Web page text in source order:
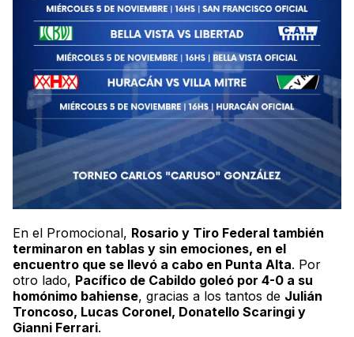
En el Promocional, Rosario y Tiro Federal también
terminaron en tablas y sin emociones, en el
encuentro que se llevó a cabo en Punta Alta. Por
otro lado, Pacífico de Cabildo goleó por 4-0 a su
homónimo bahiense, gracias a los tantos de Julián
Troncoso, Lucas Coronel, Donatello Scaringi y
Gianni Ferrari.